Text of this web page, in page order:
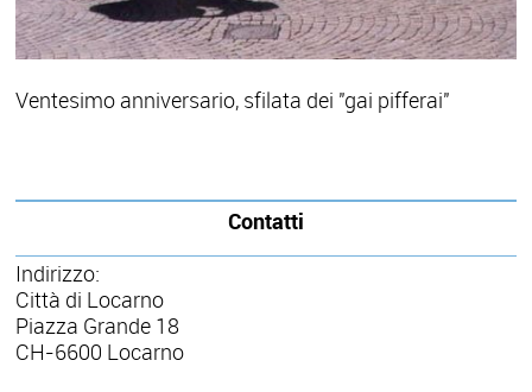
Ventesimo anniversario, sfilata dei "gai pifferai"
Contatti
Indirizzo:
Città di Locarno
Piazza Grande 18
CH-6600 Locarno